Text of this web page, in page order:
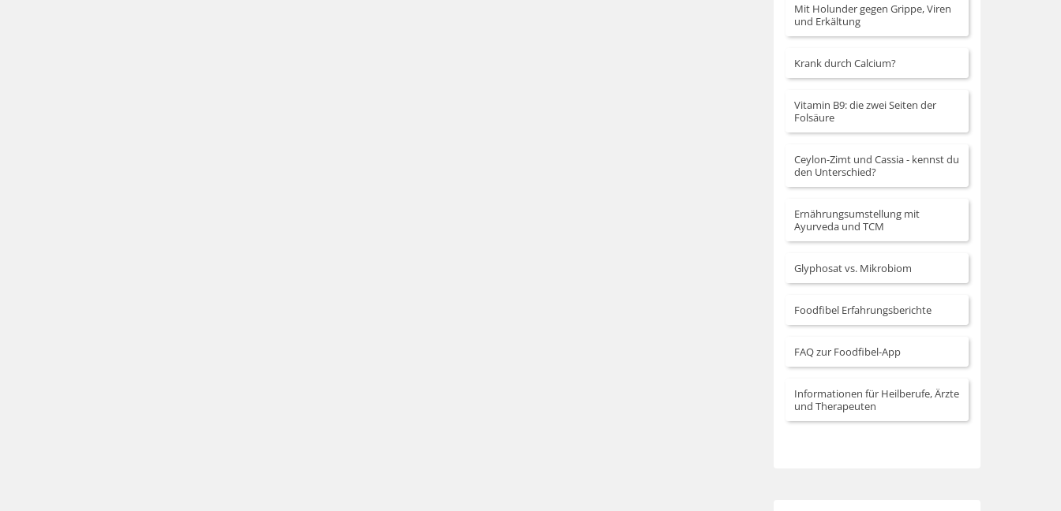
Mit Holunder gegen Grippe, Viren
und Erkältung
Krank durch Calcium?
Vitamin B9: die zwei Seiten der
Folsäure
Ceylon-Zimt und Cassia - kennst du
den Unterschied?
Ernährungsumstellung mit
Ayurveda und TCM
Glyphosat vs. Mikrobiom
Foodfibel Erfahrungsberichte
FAQ zur Foodfibel-App
Informationen für Heilberufe, Ärzte
und Therapeuten